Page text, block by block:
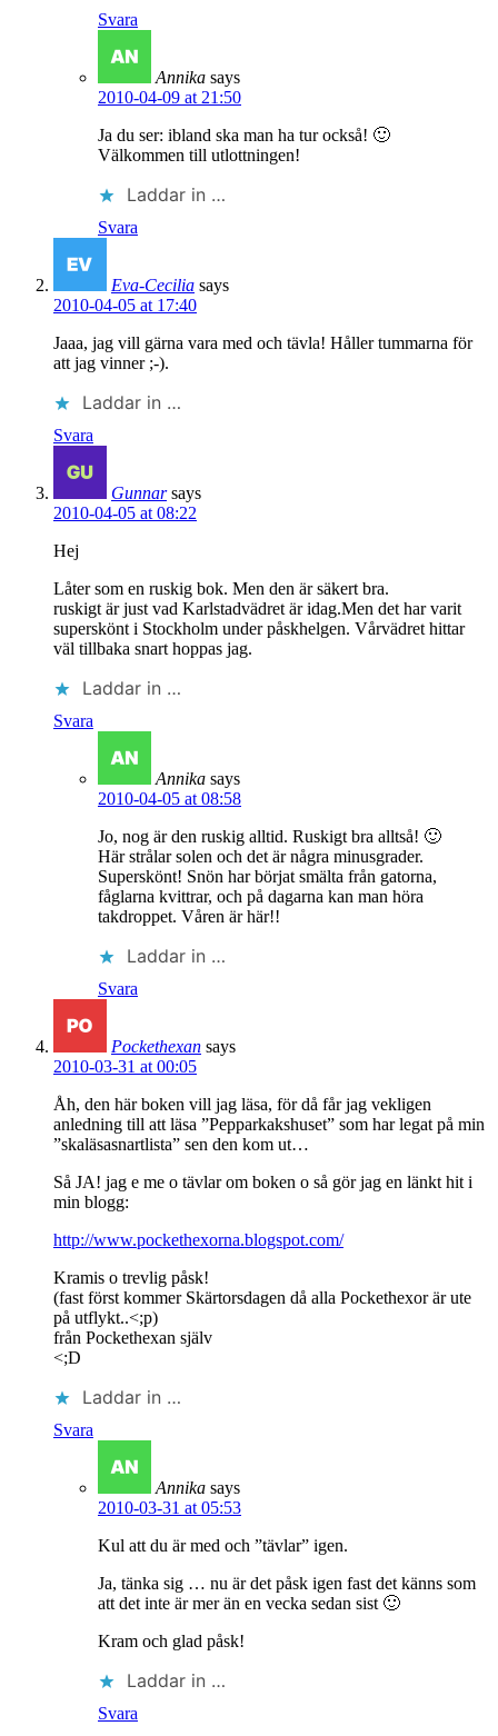
Svara
Annika says
2010-04-09 at 21:50
Ja du ser: ibland ska man ha tur också! 🙂
Välkommen till utlottningen!
Laddar in …
Svara
Eva-Cecilia says
2010-04-05 at 17:40
Jaaa, jag vill gärna vara med och tävla! Håller tummarna för
att jag vinner ;-).
Laddar in …
Svara
Gunnar says
2010-04-05 at 08:22
Hej
Låter som en ruskig bok. Men den är säkert bra.
ruskigt är just vad Karlstadvädret är idag.Men det har varit
superskönt i Stockholm under påskhelgen. Vårvädret hittar
väl tillbaka snart hoppas jag.
Laddar in …
Svara
Annika says
2010-04-05 at 08:58
Jo, nog är den ruskig alltid. Ruskigt bra alltså! 🙂
Här strålar solen och det är några minusgrader.
Superskönt! Snön har börjat smälta från gatorna,
fåglarna kvittrar, och på dagarna kan man höra
takdroppet. Våren är här!!
Laddar in …
Svara
Pockethexan says
2010-03-31 at 00:05
Åh, den här boken vill jag läsa, för då får jag vekligen
anledning till att läsa ”Pepparkakshuset” som har legat på min
”skaläsasnartlista” sen den kom ut…
Så JA! jag e me o tävlar om boken o så gör jag en länkt hit i
min blogg:
http://www.pockethexorna.blogspot.com/
Kramis o trevlig påsk!
(fast först kommer Skärtorsdagen då alla Pockethexor är ute
på utflykt..<;p)
från Pockethexan själv
<;D
Laddar in …
Svara
Annika says
2010-03-31 at 05:53
Kul att du är med och ”tävlar” igen.
Ja, tänka sig … nu är det påsk igen fast det känns som
att det inte är mer än en vecka sedan sist 🙂
Kram och glad påsk!
Laddar in …
Svara